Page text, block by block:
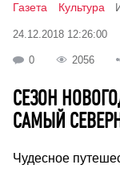
Газета Культура
24.12.2018 12:26:00
0 2056
СЕЗОН
САМЫЙ
Чудесное